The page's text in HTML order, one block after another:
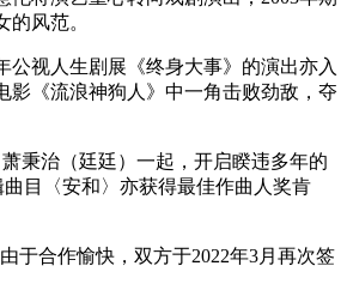
风范。
公视人生剧展《终身大事》的演出亦入
影《流浪神狗人》中一角击败劲敌，夺
秉治（廷廷）一起，开启睽违多年的
目〈安和〉亦获得最佳作曲人奖肯
于合作愉快，双方于2022年3月再次签